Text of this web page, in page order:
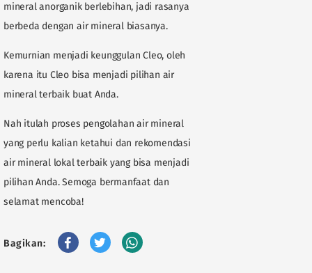
mineral anorganik berlebihan, jadi rasanya
berbeda dengan air mineral biasanya.
Kemurnian menjadi keunggulan Cleo, oleh
karena itu Cleo bisa menjadi pilihan air
mineral terbaik buat Anda.
Nah itulah proses pengolahan air mineral
yang perlu kalian ketahui dan rekomendasi
air mineral lokal terbaik yang bisa menjadi
pilihan Anda. Semoga bermanfaat dan
selamat mencoba!
Bagikan: